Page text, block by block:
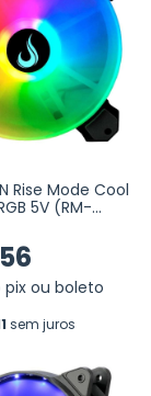
Rise Mode Cool
5V (RM-
pix ou boleto
sem juros